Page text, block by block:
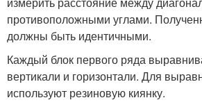
противоположными углами.
должны быть идентичными.
Каждый блок первого ряда
вертикали и горизонтали. Для
используют резиновую киянку.